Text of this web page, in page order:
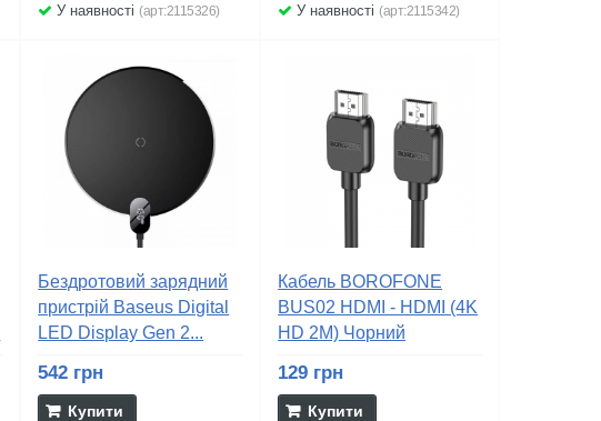
У наявності(арт:2115326) У наявності(арт:2115342)
Бездротовий зарядний
пристрій Baseus Digital
LED Display Gen 2...
542 грн
Купити
Кабель BOROFONE
BUS02 HDMI - HDMI (4K
HD 2М) Чорний
129 грн
Купити